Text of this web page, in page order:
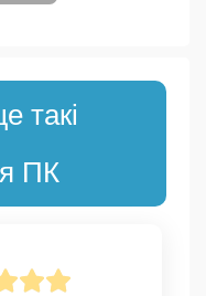
такі
ПК